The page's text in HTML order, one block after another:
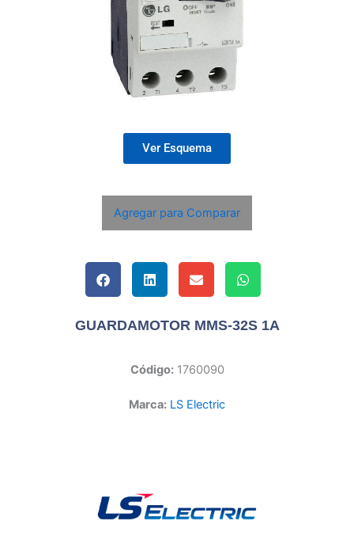
Ver Esquema
Agregar para Comparar
GUARDAMOTOR MMS-32S 1A
Código:1760090
Marca: LS Electric